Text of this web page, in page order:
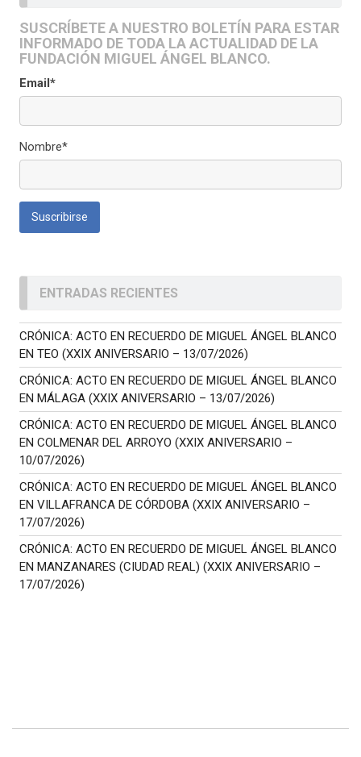
SUSCRÍBETE A NUESTRO BOLETÍN PARA ESTAR
INFORMADO DE TODA LA ACTUALIDAD DE LA
FUNDACIÓN MIGUEL ÁNGEL BLANCO.
Email*
Nombre*
ENTRADAS RECIENTES
CRÓNICA: ACTO EN RECUERDO DE MIGUEL ÁNGEL BLANCO
EN TEO (XXIX ANIVERSARIO – 13/07/2026)
CRÓNICA: ACTO EN RECUERDO DE MIGUEL ÁNGEL BLANCO
EN MÁLAGA (XXIX ANIVERSARIO – 13/07/2026)
CRÓNICA: ACTO EN RECUERDO DE MIGUEL ÁNGEL BLANCO
EN COLMENAR DEL ARROYO (XXIX ANIVERSARIO –
10/07/2026)
CRÓNICA: ACTO EN RECUERDO DE MIGUEL ÁNGEL BLANCO
EN VILLAFRANCA DE CÓRDOBA (XXIX ANIVERSARIO –
17/07/2026)
CRÓNICA: ACTO EN RECUERDO DE MIGUEL ÁNGEL BLANCO
EN MANZANARES (CIUDAD REAL) (XXIX ANIVERSARIO –
17/07/2026)